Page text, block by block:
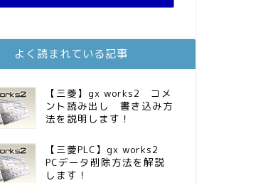
MBAのインデックス投資日記
庶民的家族がインデックス投資でセミリタイア目指してみた
FPが実践するお金の知恵を磨く勉強会
インデックス投資でも富裕層
よく読まれている記事
【三菱】gx works2 コメ
ント読み出し 書き込み方
法を説明します！
【三菱PLC】gx works2
PCデータ削除方法を解説
します！